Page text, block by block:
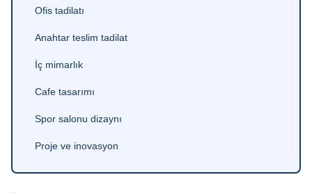
Ofis tadilatı
Anahtar teslim tadilat
İç mimarlık
Cafe tasarımı
Spor salonu dizaynı
Proje ve inovasyon